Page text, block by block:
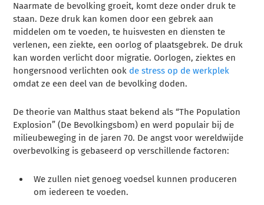
Naarmate de bevolking groeit, komt deze onder druk te
staan. Deze druk kan komen door een gebrek aan
middelen om te voeden, te huisvesten en diensten te
verlenen, een ziekte, een oorlog of plaatsgebrek. De druk
kan worden verlicht door migratie. Oorlogen, ziektes en
hongersnood verlichten ook de stress op de werkplek
omdat ze een deel van de bevolking doden.
De theorie van Malthus staat bekend als “The Population
Explosion” (De Bevolkingsbom) en werd populair bij de
milieubeweging in de jaren 70. De angst voor wereldwijde
overbevolking is gebaseerd op verschillende factoren:
We zullen niet genoeg voedsel kunnen produceren
om iedereen te voeden.